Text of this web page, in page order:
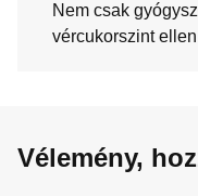
Nem csak
vércukorszint ellen
Vélemény,